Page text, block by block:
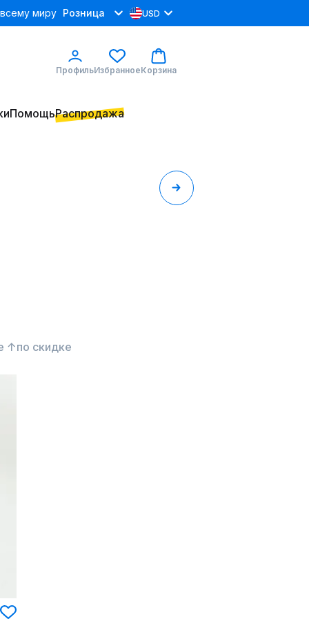
миру Розница USD
ПрофильИзбранноеКорзина
ПомощьРаспродажа
↑по скидке